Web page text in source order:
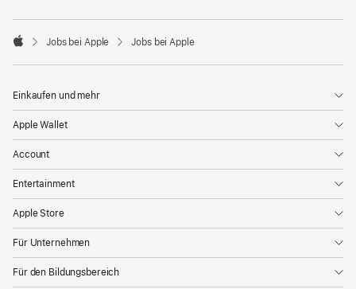

Jobs bei Apple Jobs bei Apple
Einkaufen und mehr
Apple Wallet
Account
Entertainment
Apple Store
Für Unternehmen
Für den Bildungsbereich